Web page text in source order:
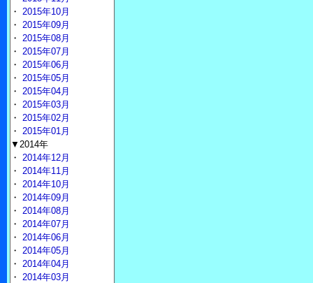
・ 2015年10月
・ 2015年09月
・ 2015年08月
・ 2015年07月
・ 2015年06月
・ 2015年05月
・ 2015年04月
・ 2015年03月
・ 2015年02月
・ 2015年01月
▼2014年
・ 2014年12月
・ 2014年11月
・ 2014年10月
・ 2014年09月
・ 2014年08月
・ 2014年07月
・ 2014年06月
・ 2014年05月
・ 2014年04月
・ 2014年03月